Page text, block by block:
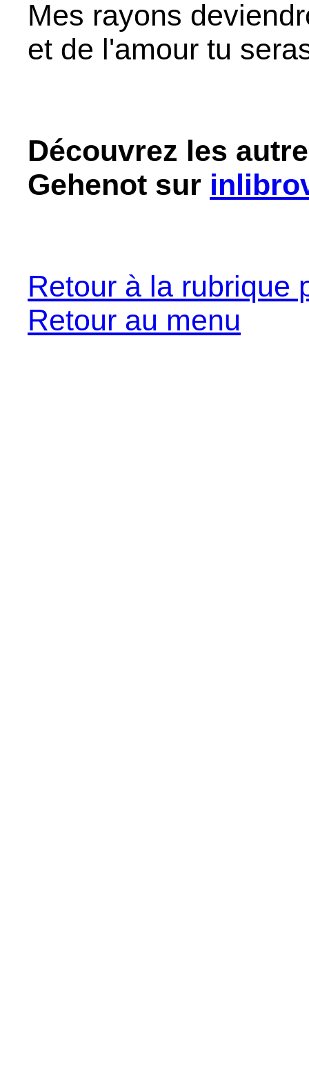
Mes rayons
et de l'amour tu
Découvrez les
Gehenot sur
Retour à la rubrique
Retour au menu